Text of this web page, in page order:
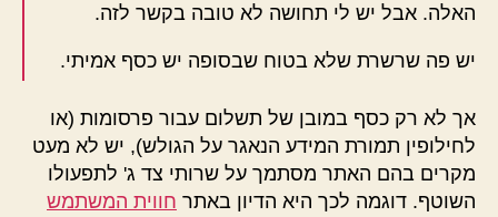
האלה. אבל יש לי תחושה לא טובה בקשר לזה.
יש פה שרשרת שלא בטוח שבסופה יש כסף אמיתי.
אך לא רק כסף במובן של תשלום עבור פרסומות (או
לחילופין תמורת המידע הנאגר על הגולש), יש לא מעט
מקרים בהם האתר מסתמך על שרותי צד ג' לתפעולו
השוטף. דוגמה לכך היא הדיון באתר חווית המשתמש